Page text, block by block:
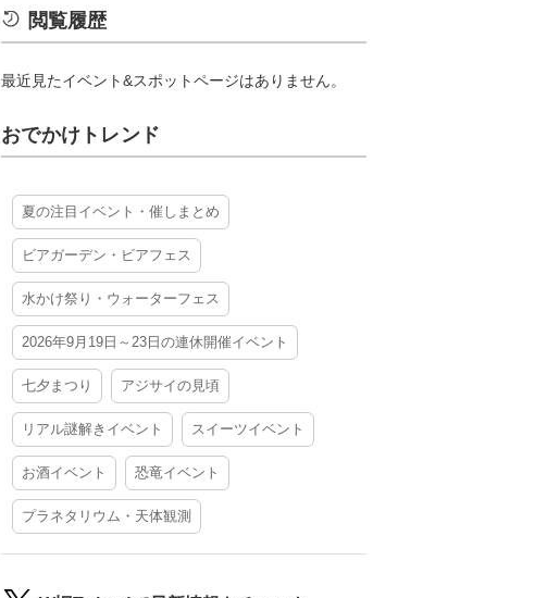
閲覧履歴
最近見たイベント&スポットページはありません。
おでかけトレンド
夏の注目イベント・催しまとめ
ビアガーデン・ビアフェス
水かけ祭り・ウォーターフェス
2026年9月19日～23日の連休開催イベント
七夕まつり アジサイの見頃
リアル謎解きイベント スイーツイベント
お酒イベント 恐竜イベント
プラネタリウム・天体観測